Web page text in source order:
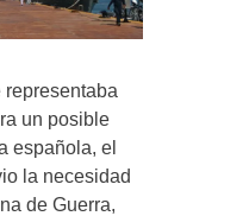
un posible
española, el
la necesidad
de Guerra,